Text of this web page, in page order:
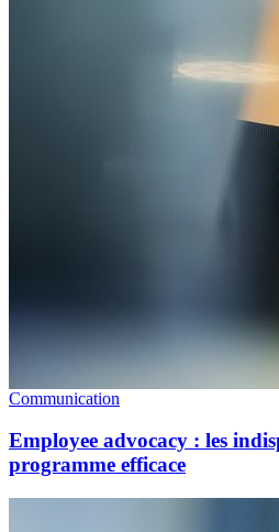
Communication
Employee advocacy : les
programme efficace